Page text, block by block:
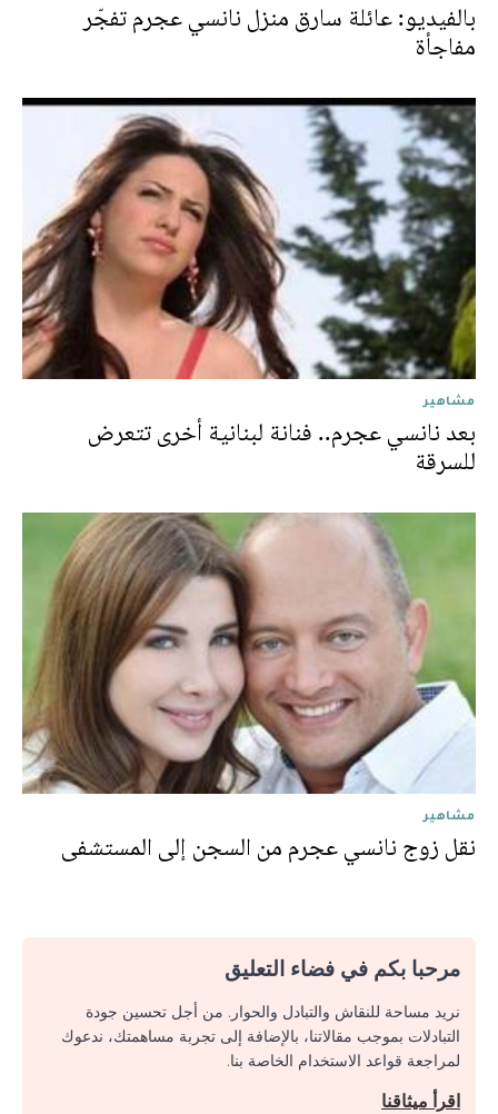
بالفيديو: عائلة سارق منزل نانسي عجرم تفجّر
مفاجأة
مشاهير
بعد نانسي عجرم.. فنانة لبنانية أخرى تتعرض
للسرقة
مشاهير
نقل زوج نانسي عجرم من السجن إلى المستشفى
مرحبا بكم في فضاء التعليق
نريد مساحة للنقاش والتبادل والحوار. من أجل تحسين جودة
التبادلات بموجب مقالاتنا، بالإضافة إلى تجربة مساهمتك، ندعوك
لمراجعة قواعد الاستخدام الخاصة بنا.
اقرأ ميثاقنا